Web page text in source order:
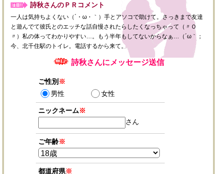
詩秋さんのＰＲコメント
一人は気持ちよくない（´・ω・｀）手とアソコで助けて。さっきまで友達
と遊んでて彼氏とのエッチな話自慢されたらしたくなっちゃって（〃Ｏ
〃）私の体ってわかりやすい…。もう半年もしてないからなぁ…（´ω｀；
今、北千住駅のトイレ。電話するから来て。
詩秋さんにメッセージ送信